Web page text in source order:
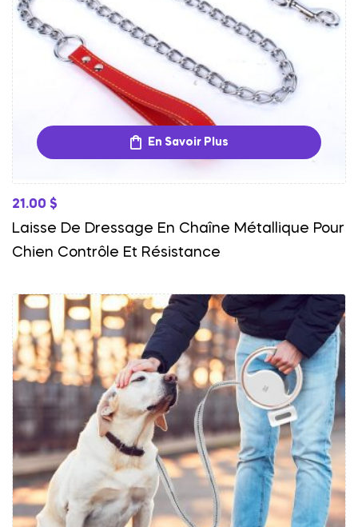
En Savoir Plus
21.00 $
Laisse De Dressage En Chaîne Métallique Pour
Chien Contrôle Et Résistance